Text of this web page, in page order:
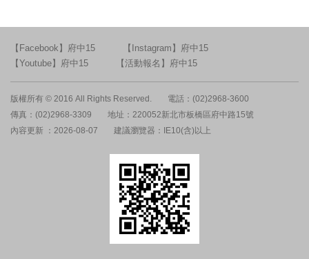
【Facebook】府中15
【Instagram】府中15
【Youtube】府中15
【活動報名】府中15
版權所有 © 2016 All Rights Reserved.
電話：(02)2968-3600
傳真：(02)2968-3309
地址：220052新北市板橋區府中路15號
內容更新 ：2026-08-07
建議瀏覽器：IE10(含)以上